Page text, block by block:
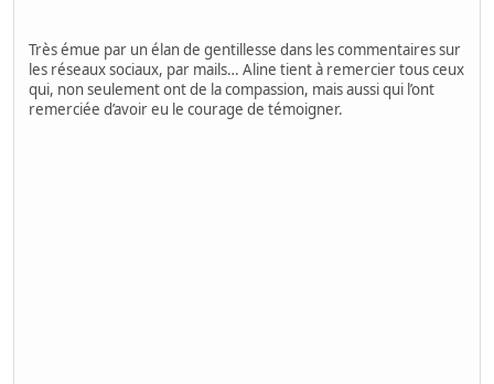
Très émue par un élan de gentillesse dans les commentaires sur
les réseaux sociaux, par mails… Aline tient à remercier tous ceux
qui, non seulement ont de la compassion, mais aussi qui l’ont
remerciée d’avoir eu le courage de témoigner.